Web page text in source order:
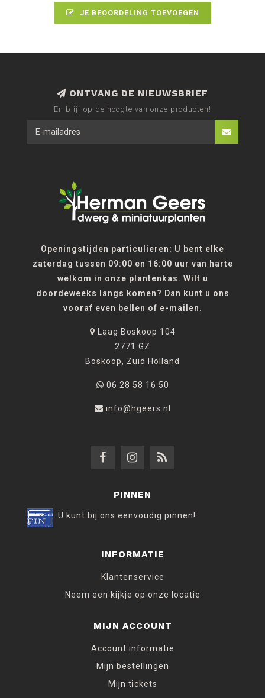
JE BEOORDELING TOEVOEGEN
ONTVANG DE NIEUWSBRIEF
En blijf op de hoogte van onze producten!
Openingstijden particulieren: U bent elke
zaterdag tussen 09:00 en 16:00 uur van harte
welkom in onze plantenkas. Wilt u
doordeweeks langs komen? Dan kunt u ons
vooraf even bellen of e-mailen.
Laag Boskoop 104
2771 GZ
Boskoop, Zuid Holland
06 28 58 16 50
info@hgeers.nl
PINNEN
U kunt bij ons eenvoudig pinnen!
INFORMATIE
Klantenservice
Neem een kijkje op onze locatie
MIJN ACCOUNT
Account informatie
Mijn bestellingen
Mijn tickets